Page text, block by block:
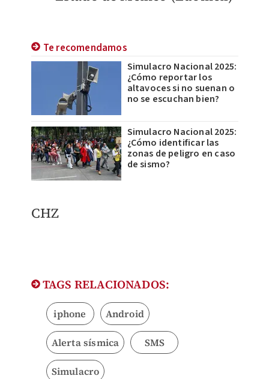
Te recomendamos
Simulacro Nacional 2025:
¿Cómo reportar los
altavoces si no suenan o
no se escuchan bien?
Simulacro Nacional 2025:
¿Cómo identificar las
zonas de peligro en caso
de sismo?
CHZ
TAGS RELACIONADOS:
iphone Android
Alerta sísmica SMS
Simulacro